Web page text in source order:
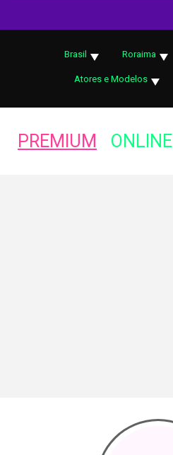
Brasil Roraima
Atores e Modelos
PREMIUM ONLINE